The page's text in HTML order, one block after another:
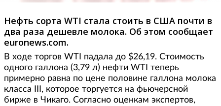
Нефть сорта WTI стала стоить в США почти в
два раза дешевле молока. Об этом сообщает
euronews.com.
В ходе торгов WTI падала до $26,19. Стоимость
одного галлона (3,79 л) нефти WTI теперь
примерно равна по цене половине галлона молока
класса III, которое торгуется на фьючерсной
бирже в Чикаго. Согласно оценкам экспертов,